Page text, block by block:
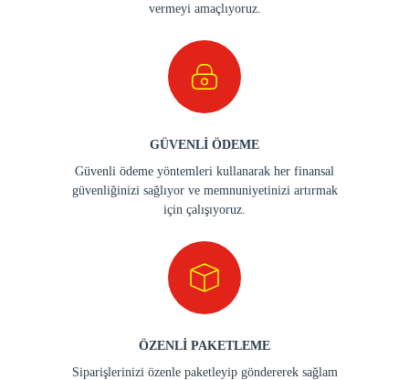
vermeyi amaçlıyoruz.
GÜVENLİ ÖDEME
Güvenli ödeme yöntemleri kullanarak her finansal
güvenliğinizi sağlıyor ve memnuniyetinizi artırmak
için çalışıyoruz.
ÖZENLİ PAKETLEME
Siparişlerinizi özenle paketleyip göndererek sağlam